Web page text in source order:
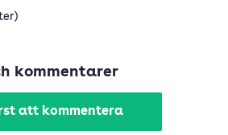
kommentarer
att kommentera